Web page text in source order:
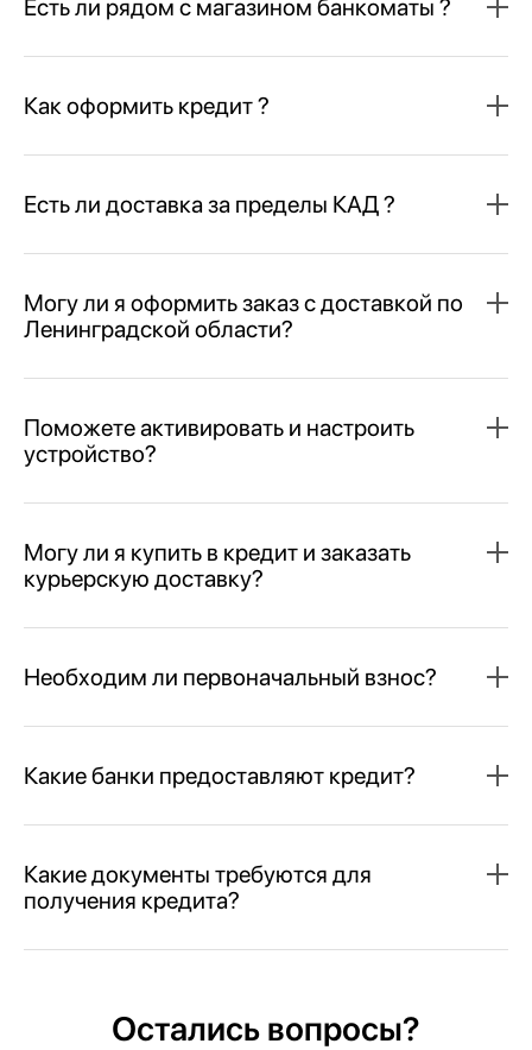
Есть ли рядом с магазином банкоматы ?
Как оформить кредит ?
Есть ли доставка за пределы КАД ?
Могу ли я оформить заказ с доставкой по
Ленинградской области?
Поможете активировать и настроить
устройство?
Могу ли я купить в кредит и заказать
курьерскую доставку?
Необходим ли первоначальный взнос?
Какие банки предоставляют кредит?
Какие документы требуются для
получения кредита?
Остались вопросы?